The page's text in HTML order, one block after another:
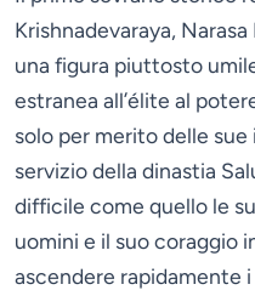
Krishnadevaraya,
una figura piuttosto
estranea all’élite al
solo per merito delle
servizio della dinastia
difficile come quello le
uomini e il suo coraggio
ascendere rapidamente